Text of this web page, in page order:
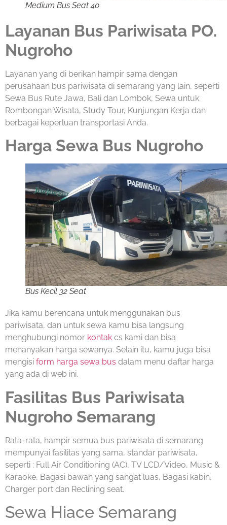
Medium Bus Seat 40
Layanan Bus Pariwisata PO.
Nugroho
Layanan yang di berikan hampir sama dengan
perusahaan bus pariwisata di semarang yang lain, seperti
Sewa Bus Rute Jawa, Bali dan Lombok, Sewa untuk
Rombongan Wisata, Study Tour, Kunjungan Kerja dan
berbagai keperluan transportasi Anda.
Harga Sewa Bus Nugroho
Bus Kecil 32 Seat
Jika kamu berencana untuk menggunakan bus
pariwisata, dan untuk sewa kamu bisa langsung
menghubungi nomor kontak cs kami dan bisa
menanyakan harga sewanya. Selain itu, kamu juga bisa
mengisi form harga sewa bus dalam menu daftar harga
yang ada di web ini.
Fasilitas Bus Pariwisata
Nugroho Semarang
Rata-rata, hampir semua bus pariwisata di semarang
mempunyai fasilitas yang sama, standar pariwisata,
seperti : Full Air Conditioning (AC), TV LCD/Video, Music &
Karaoke, Bagasi bawah yang sangat luas, Bagasi kabin,
Charger port dan Reclining seat.
Sewa Hiace Semarang